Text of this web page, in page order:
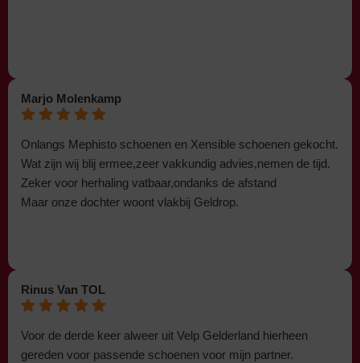
Marjo Molenkamp
Onlangs Mephisto schoenen en Xensible schoenen gekocht.
Wat zijn wij blij ermee,zeer vakkundig advies,nemen de tijd.
Zeker voor herhaling vatbaar,ondanks de afstand
Maar onze dochter woont vlakbij Geldrop.
Rinus Van TOL
Voor de derde keer alweer uit Velp Gelderland hierheen
gereden voor passende schoenen voor mijn partner.